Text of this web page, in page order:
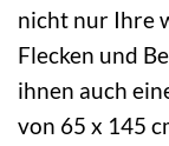
nicht nur Ihre
Flecken und
ihnen auch
von 65 x 145